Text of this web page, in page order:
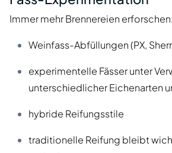
Immer mehr Brennereien erforschen:
Weinfass-Abfüllungen (PX,
experimentelle Fässer unter
unterschiedlicher Eichenarten
hybride Reifungsstile
traditionelle Reifung bleibt